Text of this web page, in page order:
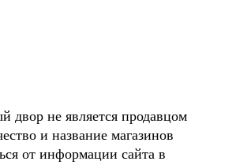
двор не является продавцом
и название магазинов
от информации сайта в